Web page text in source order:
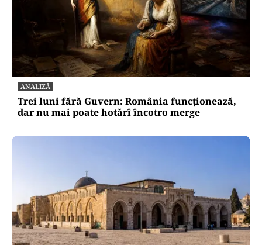
ANALIZĂ
Trei luni fără Guvern: România funcționează,
dar nu mai poate hotărî încotro merge